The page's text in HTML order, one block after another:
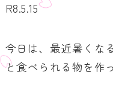
R8.5.15
今日は、最近暑くな
と食べられる物を作